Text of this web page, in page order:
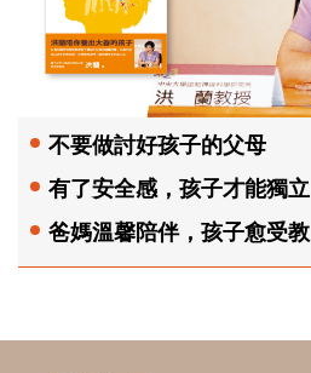
不要做討好孩子的父母
有了安全感，孩子才能獨立
爸媽溫馨陪伴，孩子愈受教